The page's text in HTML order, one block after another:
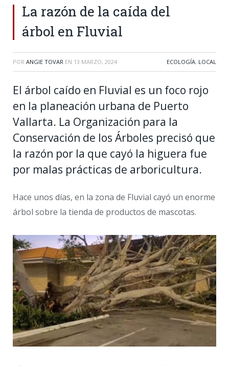
La razón de la caída del
árbol en Fluvial
POR ANGIE TOVAR EN 13 MARZO, 2024 ECOLOGÍA, LOCAL
El árbol caído en Fluvial es un foco rojo
en la planeación urbana de Puerto
Vallarta. La Organización para la
Conservación de los Árboles precisó que
la razón por la que cayó la higuera fue
por malas prácticas de arboricultura.
Hace unos días, en la zona de Fluvial cayó un enorme
árbol sobre la tienda de productos de mascotas.